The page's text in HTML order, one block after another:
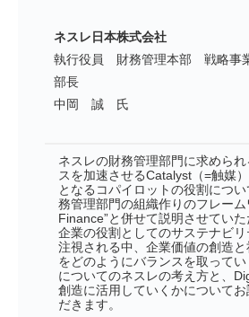
ネスレ日本株式会社
執行役員 財務管理本部 戦略事
部長
中岡 誠 氏
ネスレの財務管理部門に求めら
スを加速させるCatalyst（=触媒
となるコパイロットの役割につ
務管理部門の組織作りのフレー
Finance”と併せて説明させていた
企業の役割としてのサステナビ
注視される中、企業価値の創造
をどのようにバランスを取って
についてのネスレの考え方と、
創造に活用していくかについて
だきます。